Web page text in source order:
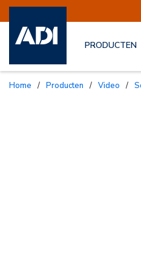
PRODUCTEN
Home / Producten / Video /